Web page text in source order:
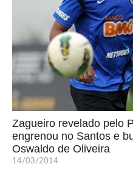
Zagueiro revelado pelo
engrenou no Santos e
Oswaldo de Oliveira
14/03/2014